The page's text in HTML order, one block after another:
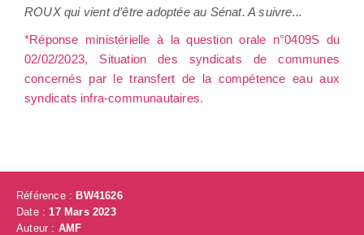
ROUX qui vient d’être adoptée au Sénat. A suivre...
*Réponse ministérielle à la question orale n°0409S du
02/02/2023, Situation des syndicats de communes
concernés par le transfert de la compétence eau aux
syndicats infra-communautaires.
Référence : BW41626
Date : 17 Mars 2023
Auteur : AMF